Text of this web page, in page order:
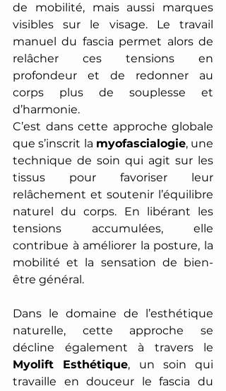
de mobilité, mais aussi marques
visibles sur le visage. Le travail
manuel du fascia permet alors de
relâcher ces tensions en
profondeur et de redonner au
corps plus de souplesse et
d’harmonie.
C’est dans cette approche globale
que s’inscrit la myofascialogie, une
technique de soin qui agit sur les
tissus pour favoriser leur
relâchement et soutenir l’équilibre
naturel du corps. En libérant les
tensions accumulées, elle
contribue à améliorer la posture, la
mobilité et la sensation de bien-
être général.
Dans le domaine de l’esthétique
naturelle, cette approche se
Myolift Esthétique, un soin qui
travaille en douceur le fascia du